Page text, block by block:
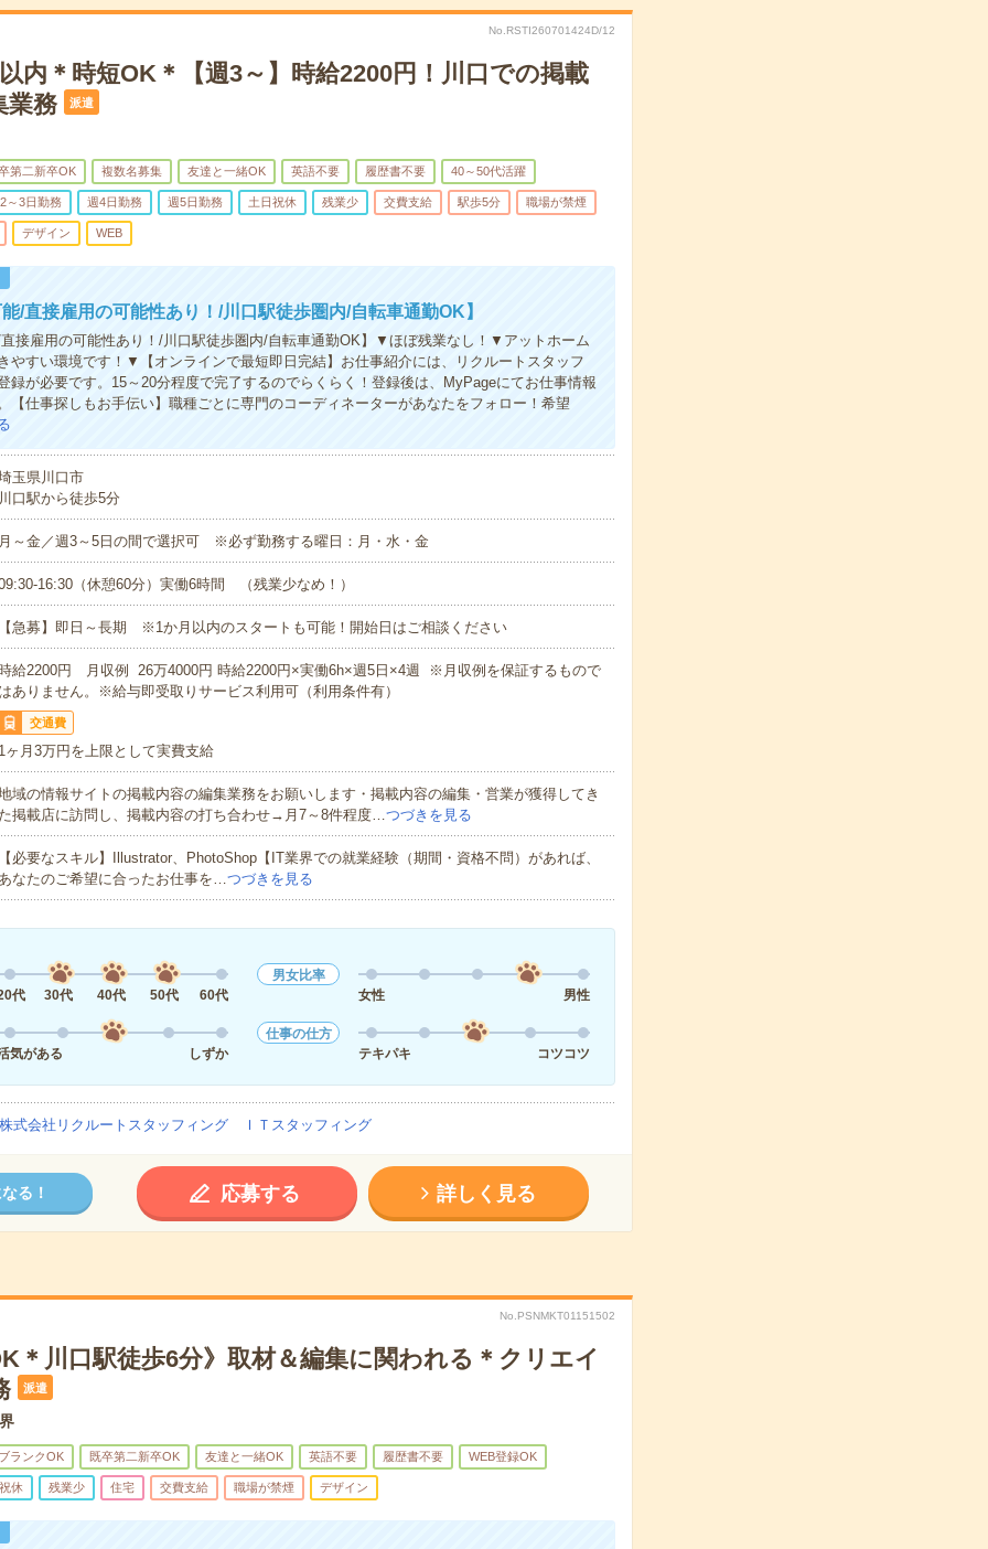
No.RSTI260701424D/12
内＊時短OK＊【週3～】時給2200円！川口での掲載
業務
派遣
第二新卒OK 複数名募集 友達と一緒OK 英語不要 履歴書不要 40～50代活躍
～3日勤務 週4日勤務 週5日勤務 土日祝休 残業少 交費支給 駅歩5分 職場が禁煙
デザイン WEB
/直接雇用の可能性あり！/川口駅徒歩圏内/自転車通勤OK】
接雇用の可能性あり！/川口駅徒歩圏内/自転車通勤OK】▼ほぼ残業なし！▼アットホーム
やすい環境です！▼【オンラインで最短即日完結】お仕事紹介には、リクルートスタッフ
録が必要です。15～20分程度で完了するのでらくらく！登録後は、MyPageにてお仕事情報
【仕事探しもお手伝い】職種ごとに専門のコーディネーターがあなたをフォロー！希望
玉県川口市
口駅から徒歩5分
～金／週3～5日の間で選択可 ※必ず勤務する曜日：月・水・金
16:30（休憩60分）実働6時間 （残業少なめ！）
急募】即日～長期 ※1か月以内のスタートも可能！開始日はご相談ください
給2200円 月収例 26万4000円 時給2200円×実働6h×週5日×4週 ※月収例を保証するもので
ありません。※給与即受取りサービス利用可（利用条件有）
交通費
ヶ月3万円を上限として実費支給
域の情報サイトの掲載内容の編集業務をお願いします・掲載内容の編集・営業が獲得してき
掲載店に訪問し、掲載内容の打ち合わせ→月7～8件程度…つづきを見る
必要なスキル】Illustrator、PhotoShop【IT業界での就業経験（期間・資格不問）があれば、
なたのご希望に合ったお仕事を…つづきを見る
代 30代 40代 50代 60代
男女比率
女性
男性
気がある しずか
仕事の仕方
テキパキ
コツコツ
株式会社リクルートスタッフィング ＩＴスタッフィング
る！ 応募する 詳しく見る
No.PSNMKT01151502
＊川口駅徒歩6分》取材＆編集に関われる＊クリエイ
派遣
ランクOK 既卒第二新卒OK 友達と一緒OK 英語不要 履歴書不要 WEB登録OK
休 残業少 住宅 交費支給 職場が禁煙 デザイン